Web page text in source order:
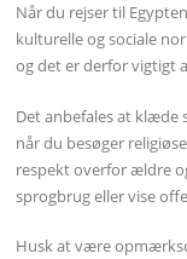
Når du rejser til
kulturelle og sociale
og det er derfor vigtigt
Det anbefales at
når du besøger
respekt overfor ældre
sprogbrug eller vise
Husk at være